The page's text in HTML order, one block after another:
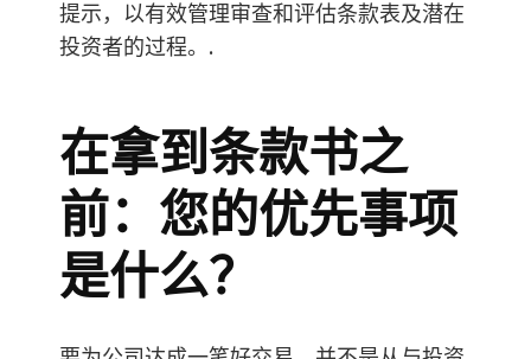
提示，以有效管理审查和评估条款表及潜在
投资者的过程。.
在拿到条款书之
前：您的优先事项
是什么？